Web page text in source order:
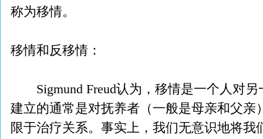
称为移情。
移情和反移情：
Sigmund Freud认为，移情是一个人对另
建立的通常是对抚养者（一般是母亲和父亲
限于治疗关系。事实上，我们无意识地将我